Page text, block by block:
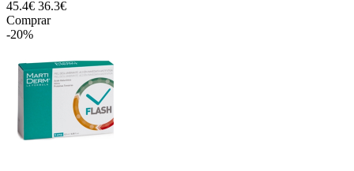
45.4€ 36.3€
Comprar
-20%